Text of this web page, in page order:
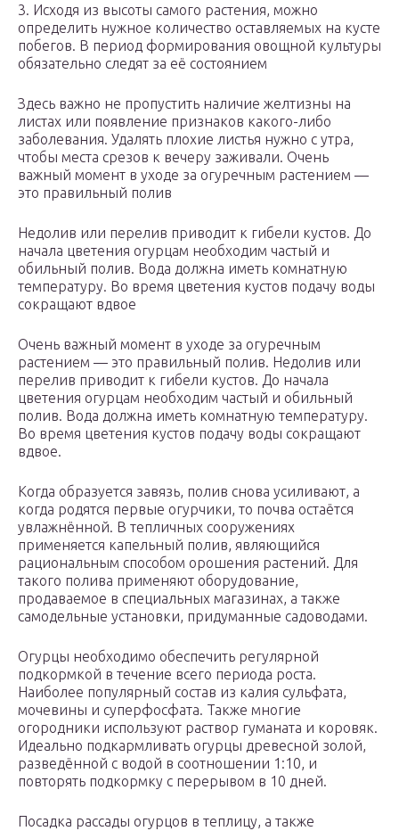
3. Исходя из высоты самого растения, можно
определить нужное количество оставляемых на кусте
побегов. В период формирования овощной культуры
обязательно следят за её состоянием
Здесь важно не пропустить наличие желтизны на
листах или появление признаков какого-либо
заболевания. Удалять плохие листья нужно с утра,
чтобы места срезов к вечеру заживали. Очень
важный момент в уходе за огуречным растением —
это правильный полив
Недолив или перелив приводит к гибели кустов. До
начала цветения огурцам необходим частый и
обильный полив. Вода должна иметь комнатную
температуру. Во время цветения кустов подачу воды
сокращают вдвое
Очень важный момент в уходе за огуречным
растением — это правильный полив. Недолив или
перелив приводит к гибели кустов. До начала
цветения огурцам необходим частый и обильный
полив. Вода должна иметь комнатную температуру.
Во время цветения кустов подачу воды сокращают
вдвое.
Когда образуется завязь, полив снова усиливают, а
когда родятся первые огурчики, то почва остаётся
увлажнённой. В тепличных сооружениях
применяется капельный полив, являющийся
рациональным способом орошения растений. Для
такого полива применяют оборудование,
продаваемое в специальных магазинах, а также
самодельные установки, придуманные садоводами.
Огурцы необходимо обеспечить регулярной
подкормкой в течение всего периода роста.
Наиболее популярный состав из калия сульфата,
мочевины и суперфосфата. Также многие
огородники используют раствор гуманата и коровяк.
Идеально подкармливать огурцы древесной золой,
разведённой с водой в соотношении 1:10, и
повторять подкормку с перерывом в 10 дней.
Посадка рассады огурцов в теплицу, а также